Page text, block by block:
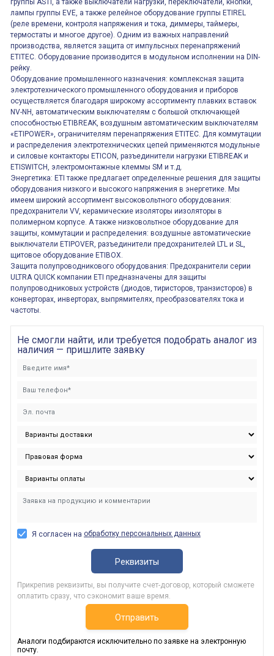
группы ASTI, а также выключатели нагрузки, переключатели, кнопки,
лампы группы EVE, а также релейное оборудование группы ETIREL
(реле времени, контроля напряжения и тока, диммеры, таймеры,
термостаты и многое другое). Одним из важных направлений
производства, является защита от импульсных перенапряжений
ETITEC. Оборудование производится в модульном исполнении на DIN-
рейку.
Оборудование промышленного назначения: комплексная защита
электротехнического промышленного оборудования и приборов
осуществляется благодаря широкому ассортименту плавких вставок
NV-NH, автоматическим выключателям с большой отключающей
способностью ETIBREAK, воздушным автоматическим выключателям
«ETIPOWER», ограничителям перенапряжения ETITEC. Для коммутации
и распределения электротехнических цепей применяются модульные
и силовые контакторы ETICON, разъединители нагрузки ETIBREAK и
ETISWITCH, электромонтажные клеммы SM и т.д.
Энергетика: ETI также предлагает определенные решения для защиты
оборудования низкого и высокого напряжения в энергетике. Мы
имеем широкий ассортимент высоковольтного оборудования:
предохранители VV, керамические изоляторы иизоляторы в
полимерном корпусе. А также низковольтное оборудование для
защиты, коммутации и распределения: воздушные автоматические
выключатели ETIPOVER, разъединители предохранителей LTL и SL,
щитовое оборудование ETIBOX.
Защита полупроводникового оборудования: Предохранители серии
ULTRA QUICK компании ETI предназначены для защиты
полупроводниковых устройств (диодов, тиристоров, транзисторов) в
конверторах, инверторах, выпрямителях, преобразователях тока и
частоты.
Не смогли найти, или требуется подобрать аналог из
наличия — пришлите заявку
Я согласен на обработку персональных данных
Реквизиты
Прикрепив реквизиты, вы получите счет-договор, который сможете
оплатить сразу, что сэкономит ваше время.
Отправить
Аналоги подбираются исключительно по заявке на электронную
почту.